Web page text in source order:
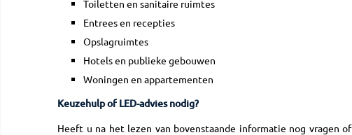
Toiletten en sanitaire ruimtes
Entrees en recepties
Opslagruimtes
Hotels en publieke gebouwen
Woningen en appartementen
Keuzehulp of LED-advies nodig?
Heeft u na het lezen van bovenstaande informatie nog vragen of